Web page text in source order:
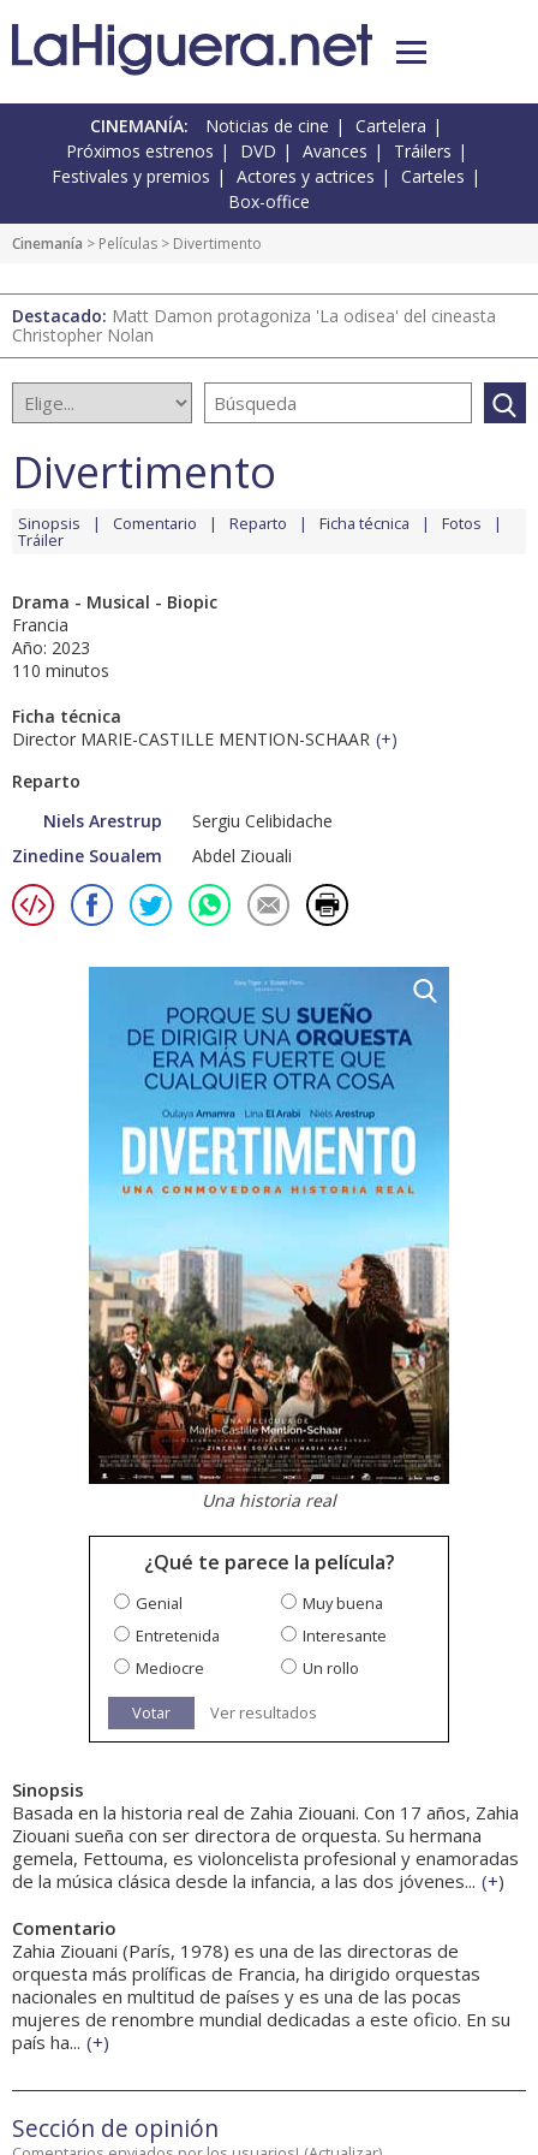
CINEMANÍA: Noticias de cine
Cartelera
Próximos estrenos
DVD Avances
Tráilers
Festivales y premios
Actores y actrices
Carteles
Box-office
Cinemanía > Películas > Divertimento
Destacado: Matt Damon protagoniza 'La odisea' del cineasta
Christopher Nolan
Divertimento
Sinopsis Comentario Reparto Ficha técnica Fotos
Tráiler
Drama - Musical - Biopic
Francia
Año: 2023
110 minutos
Ficha técnica
Director MARIE-CASTILLE MENTION-SCHAAR (+)
Reparto
Niels Arestrup
Sergiu Celibidache
Zinedine Soualem
Abdel Ziouali
Una historia real
¿Qué te parece la película?
Genial
Muy buena
Entretenida
Interesante
Mediocre
Un rollo
Votar Ver resultados
Sinopsis
Basada en la historia real de Zahia Ziouani. Con 17 años, Zahia
Ziouani sueña con ser directora de orquesta. Su hermana
gemela, Fettouma, es violoncelista profesional y enamoradas
de la música clásica desde la infancia, a las dos jóvenes... (+)
Comentario
Zahia Ziouani (París, 1978) es una de las directoras de
orquesta más prolíficas de Francia, ha dirigido orquestas
nacionales en multitud de países y es una de las pocas
mujeres de renombre mundial dedicadas a este oficio. En su
país ha... (+)
Sección de opinión